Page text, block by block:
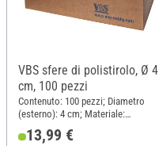
VBS sfere di polistirolo, Ø 4
cm, 100 pezzi
Contenuto: 100 pezzi; Diametro
(esterno): 4 cm; Materiale:
Polistirolo
13,99 €